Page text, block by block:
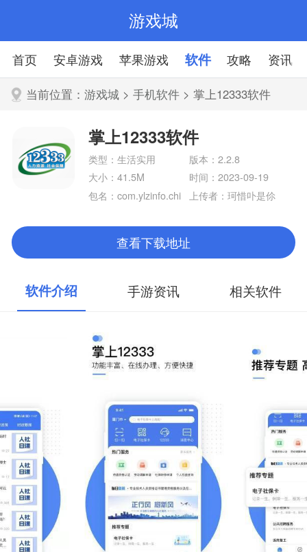
游戏城
首页 安卓游戏 苹果游戏 软件 攻略 资讯
当前位置：游戏城 >手机软件 > 掌上12333软件
掌上12333软件
类型：生活实用
版本：2.2.8
大小：41.5M
时间：2023-09-19
包名：com.ylzinfo.chi
上传者：珂惜卟是伱
查看下载地址
软件介绍 手游资讯 相关软件